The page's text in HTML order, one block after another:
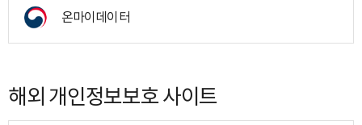
온마이데이터
해외 개인정보보호 사이트